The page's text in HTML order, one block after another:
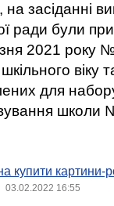
засіданні
ради були
2021 року
віку
для
школи
купити картини-
03.02.2022 16:55